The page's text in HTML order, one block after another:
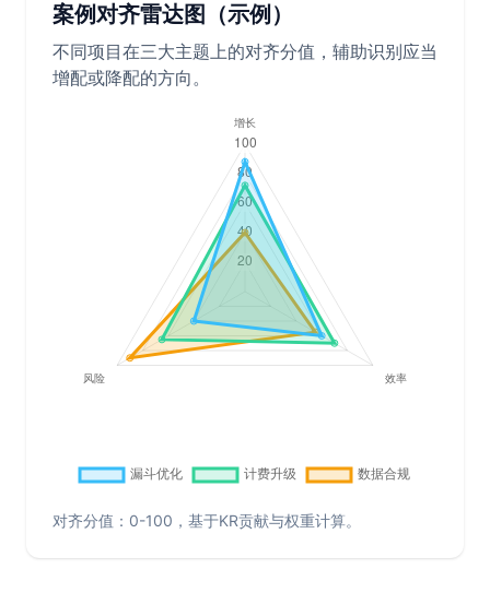
案例对齐雷达图（示例）
不同项目在三大主题上的对齐分值，辅助识别应当
增配或降配的方向。
对齐分值：0-100，基于KR贡献与权重计算。